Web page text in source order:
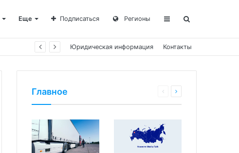
Еще Подписаться Регионы
Юридическая информация Контакты
Главное